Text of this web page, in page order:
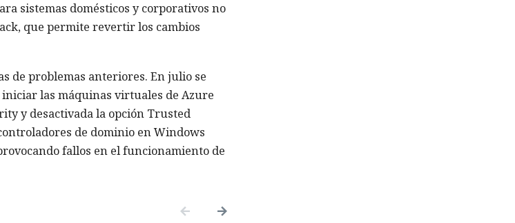
sistemas domésticos y corporativos no
que permite revertir los cambios
de problemas anteriores. En julio se
las máquinas virtuales de Azure
y desactivada la opción Trusted
de dominio en Windows
fallos en el funcionamiento de